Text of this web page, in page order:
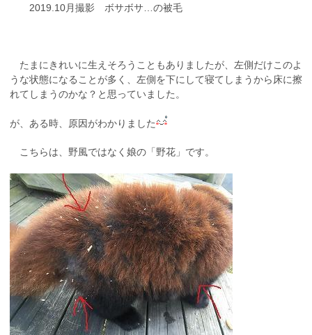
2019.10月撮影 ボサボサ…の被毛
たまにきれいに生えそろうこともありましたが、左側だけこのよ
うな状態になることが多く、左側を下にして寝てしまうから床に擦
れてしまうのかな？と思っていました。
が、ある時、原因がわかりました
こちらは、野風ではなく娘の「野花」です。